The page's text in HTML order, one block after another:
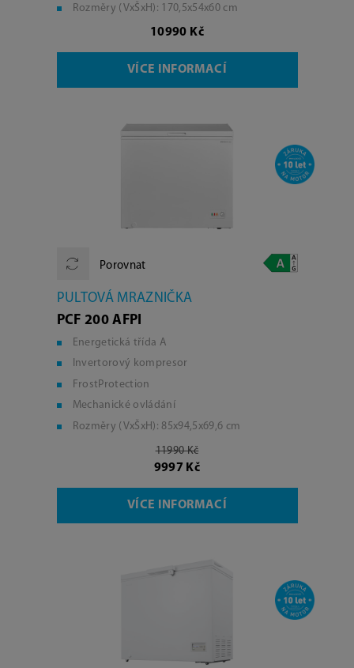
Rozměry (VxŠxH): 170,5x54x60 cm
10990 Kč
VÍCE INFORMACÍ
Porovnat
PULTOVÁ MRAZNIČKA
PCF 200 AFPI
Energetická třída A
Invertorový kompresor
FrostProtection
Mechanické ovládání
Rozměry (VxŠxH): 85x94,5x69,6 cm
11990 Kč
9997 Kč
VÍCE INFORMACÍ